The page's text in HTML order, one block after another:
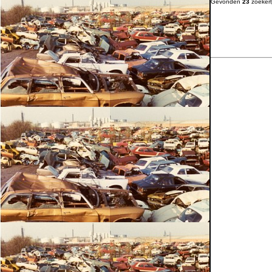
Gevonden 23